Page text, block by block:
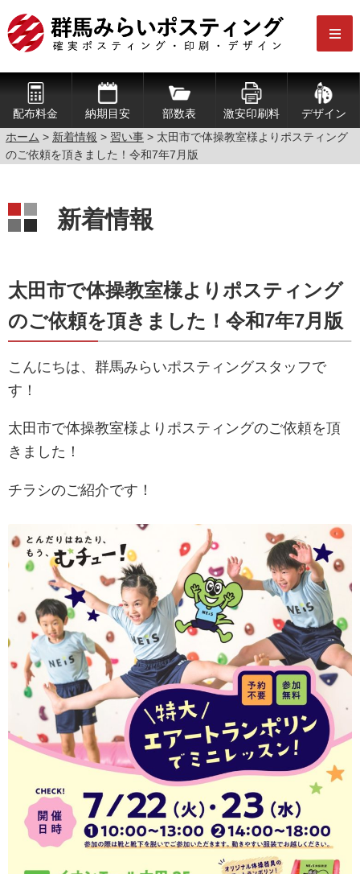
配布料金 納期目安 部数表 激安印刷料
デザイン
ホーム > 新着情報 > 習い事> 太田市で体操教室様よりポスティング
のご依頼を頂きました！令和7年7月版
新着情報
太田市で体操教室様よりポスティング
のご依頼を頂きました！令和7年7月版
こんにちは、群馬みらいポスティングスタッフで
す！
太田市で体操教室様よりポスティングのご依頼を頂
きました！
チラシのご紹介です！